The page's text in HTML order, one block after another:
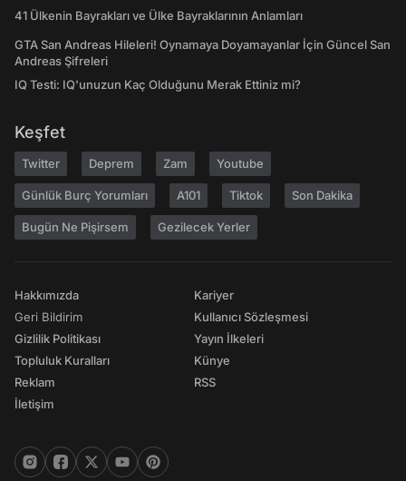
41 Ülkenin Bayrakları ve Ülke Bayraklarının Anlamları
GTA San Andreas Hileleri! Oynamaya Doyamayanlar İçin Güncel San
Andreas Şifreleri
IQ Testi: IQ'unuzun Kaç Olduğunu Merak Ettiniz mi?
Keşfet
Twitter Deprem Zam Youtube
Günlük Burç Yorumları A101 Tiktok Son Dakika
Bugün Ne Pişirsem Gezilecek Yerler
Hakkımızda
Geri Bildirim
Gizlilik Politikası
Topluluk Kuralları
Reklam
İletişim
Kariyer
Kullanıcı Sözleşmesi
Yayın İlkeleri
Künye
RSS